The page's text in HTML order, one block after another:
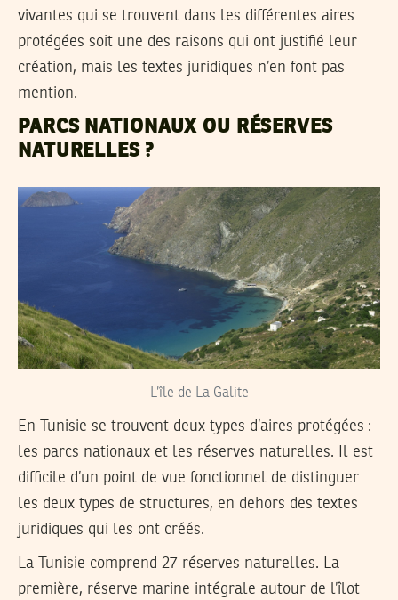
vivantes qui se trouvent dans les différentes aires
protégées soit une des raisons qui ont justifié leur
création, mais les textes juridiques n’en font pas
mention.
PARCS NATIONAUX OU RÉSERVES
NATURELLES ?
L’île de La Galite
En Tunisie se trouvent deux types d’aires protégées :
les parcs nationaux et les réserves naturelles. Il est
difficile d’un point de vue fonctionnel de distinguer
les deux types de structures, en dehors des textes
juridiques qui les ont créés.
La Tunisie comprend 27 réserves naturelles. La
première, réserve marine intégrale autour de l’îlot